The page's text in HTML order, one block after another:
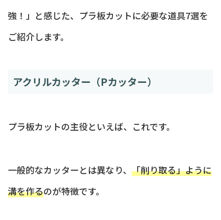
強！」と感じた、プラ板カットに必要な道具7選を
ご紹介します。
アクリルカッター（Pカッター）
プラ板カットの主役といえば、これです。
一般的なカッターとは異なり、 「削り取る」ように
溝を作るのが特徴です。